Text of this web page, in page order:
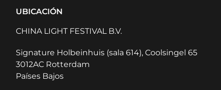
UBICACIÓN
CHINA LIGHT FESTIVAL B.V.
Signature Holbeinhuis (sala 614), Coolsingel 65
3012AC Rotterdam
Países Bajos